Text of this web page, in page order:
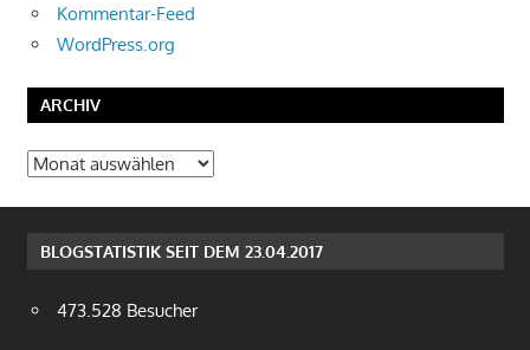
Kommentar-Feed
WordPress.org
ARCHIV
Archiv
BLOGSTATISTIK SEIT DEM 23.04.2017
473.528 Besucher